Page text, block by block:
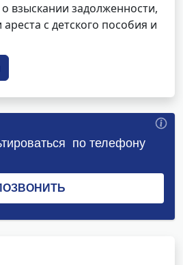
о взыскании задолженности,
с детского пособия и